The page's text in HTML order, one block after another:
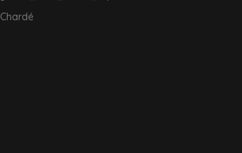
Chardé